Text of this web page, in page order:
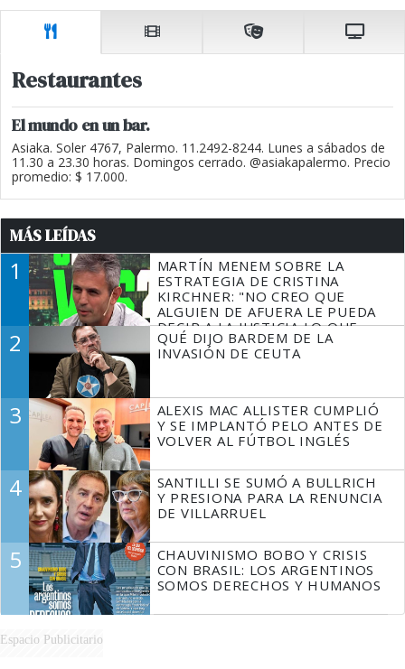
Restaurantes
El mundo en un bar.
Asiaka. Soler 4767, Palermo. 11.2492-8244. Lunes a sábados de
11.30 a 23.30 horas. Domingos cerrado. @asiakapalermo. Precio
promedio: $ 17.000.
MÁS LEÍDAS
1
MARTÍN MENEM SOBRE LA
ESTRATEGIA DE CRISTINA
KIRCHNER: "NO CREO QUE
ALGUIEN DE AFUERA LE PUEDA
DECIR A LA JUSTICIA LO QUE
TIENE QUE HACER"
2
QUÉ DIJO BARDEM DE LA
INVASIÓN DE CEUTA
3
ALEXIS MAC ALLISTER CUMPLIÓ
Y SE IMPLANTÓ PELO ANTES DE
VOLVER AL FÚTBOL INGLÉS
4
SANTILLI SE SUMÓ A BULLRICH
Y PRESIONA PARA LA RENUNCIA
DE VILLARRUEL
5
CHAUVINISMO BOBO Y CRISIS
CON BRASIL: LOS ARGENTINOS
SOMOS DERECHOS Y HUMANOS
Espacio Publicitario